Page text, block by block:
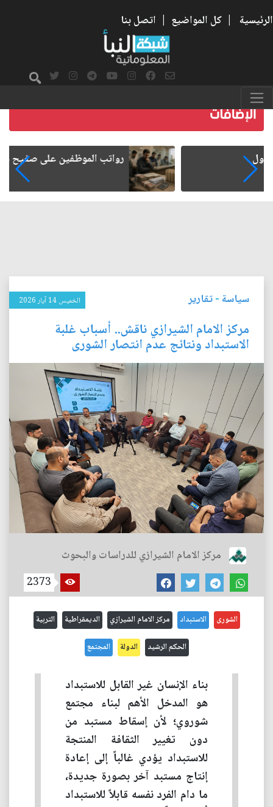
الرئيسية | كل المواضيع | اتصل بنا
رواتب الموظفين على صفيح ساخن
سياسة-تقارير الخميس 14 آيار 2026
مركز الامام الشيرازي ناقش.. أسباب غلبة
الاستبداد ونتائج عدم انتصار الشورى
مركز الامام الشيرازي للدراسات والبحوث
2373
الشورى الاستبداد مركز الامام الشيرازي الديمقراطية التربية
الحكم الرشيد الدولة المجتمع
بناء الإنسان غير القابل للاستبداد
هو المدخل الأهم لبناء مجتمع
شوروي؛ لأن إسقاط مستبد من
دون تغيير الثقافة المنتجة
للاستبداد يؤدي غالباً إلى إعادة
إنتاج مستبد آخر بصورة جديدة،
ما دام الفرد نفسه قابلاً للاستبداد